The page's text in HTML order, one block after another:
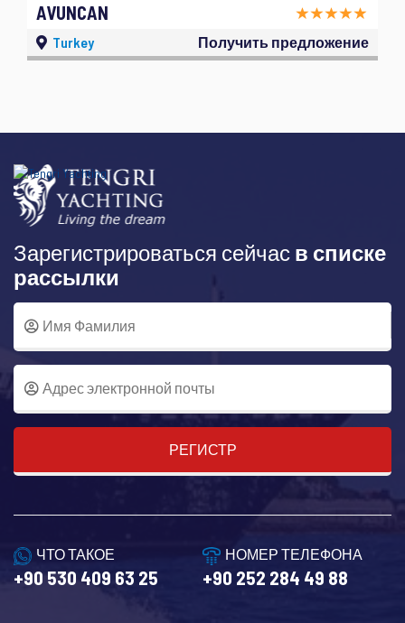
AVUNCAN
Turkey Получить предложение
Зарегистрироваться сейчас в списке
рассылки
РЕГИСТР
ЧТО ТАКОЕ
+90 530 409 63 25
НОМЕР ТЕЛЕФОНА
+90 252 284 49 88